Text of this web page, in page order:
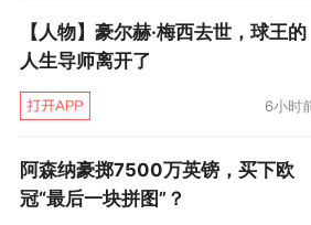
尼昂对克雷尔的犯规，金彭贝
有出示红牌的决定让所有人震
至有可能终结克雷尔的职业生
这场胜利并不令人意外，
【人物】豪尔赫·梅西去世，球王的
人生导师离开了
6小时
阿森纳豪掷7500万英镑，买下欧
冠“最后一块拼图”？